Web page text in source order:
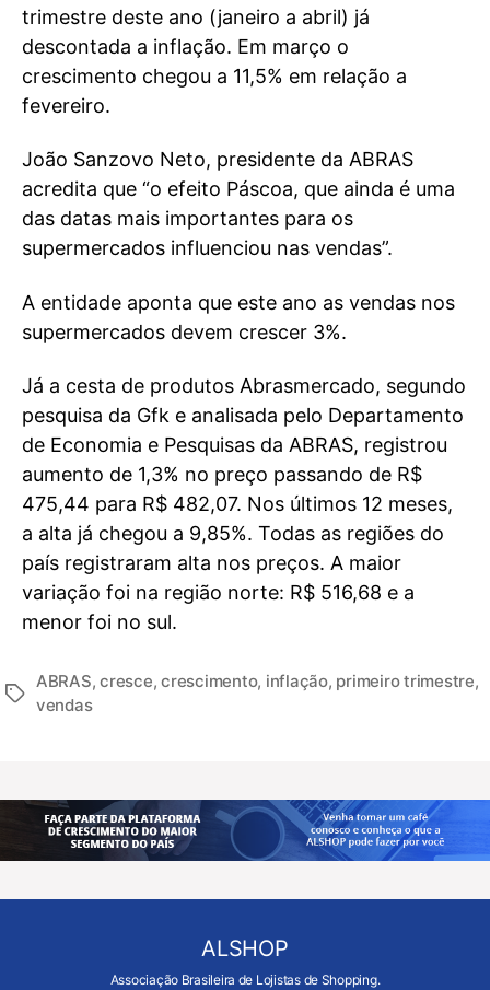
trimestre deste ano (janeiro a abril) já
descontada a inflação. Em março o
crescimento chegou a 11,5% em relação a
fevereiro.
João Sanzovo Neto, presidente da ABRAS
acredita que “o efeito Páscoa, que ainda é uma
das datas mais importantes para os
supermercados influenciou nas vendas”.
A entidade aponta que este ano as vendas nos
supermercados devem crescer 3%.
Já a cesta de produtos Abrasmercado, segundo
pesquisa da Gfk e analisada pelo Departamento
de Economia e Pesquisas da ABRAS, registrou
aumento de 1,3% no preço passando de R$
475,44 para R$ 482,07. Nos últimos 12 meses,
a alta já chegou a 9,85%. Todas as regiões do
país registraram alta nos preços. A maior
variação foi na região norte: R$ 516,68 e a
menor foi no sul.
ABRAS,cresce,crescimento, inflação, primeiro trimestre,
vendas
ALSHOP
Associação Brasileira de Lojistas de Shopping.